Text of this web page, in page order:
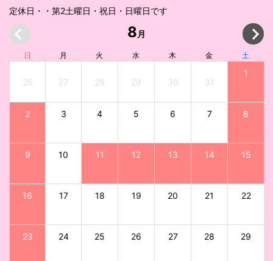
定休日・・第2土曜日・祝日・日曜日です
8 月
日 月 火 水 木 金 土
26 27 28 29 30 31
1
2 3 4 5 6 7 8
9 10 11 12 13 14 15
16 17 18 19 20 21 22
23 24 25 26 27 28 29